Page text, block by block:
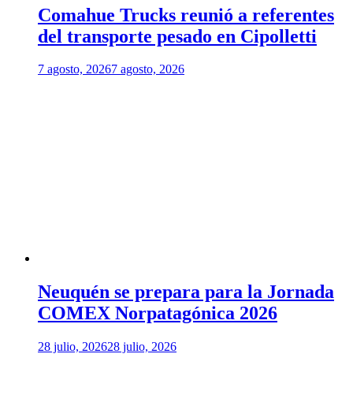
Comahue Trucks reunió a referentes
del transporte pesado en Cipolletti
7 agosto, 20267 agosto, 2026
Neuquén se prepara para la Jornada
COMEX Norpatagónica 2026
28 julio, 202628 julio, 2026